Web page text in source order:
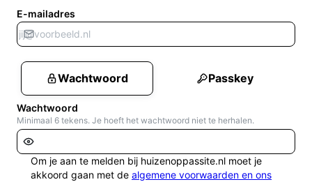
E-mailadres
Wachtwoord Passkey
Wachtwoord
Minimaal 6 tekens. Je hoeft het wachtwoord niet te herhalen.
Om je aan te melden bij huizenoppassite.nl moet je
akkoord gaan met de algemene voorwaarden en ons